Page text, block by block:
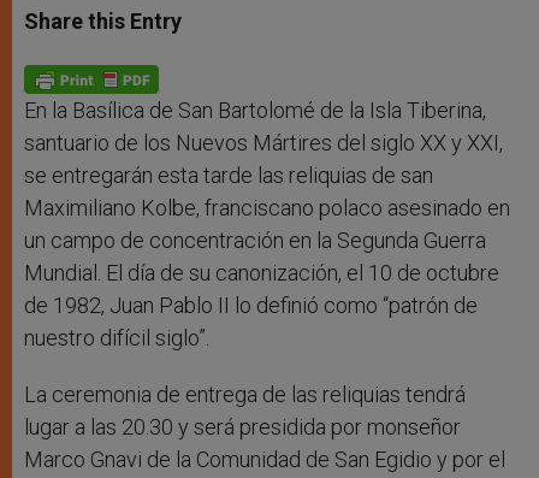
t
s
p
p
s
e
g
e
r
e
b
o
k
Share this Entry
En la Basílica de San Bartolomé de la Isla Tiberina,
santuario de los Nuevos Mártires del siglo XX y XXI,
se entregarán esta tarde las reliquias de san
Maximiliano Kolbe, franciscano polaco asesinado en
un campo de concentración en la Segunda Guerra
Mundial. El día de su canonización, el 10 de octubre
de 1982, Juan Pablo II lo definió como “patrón de
nuestro difícil siglo”.
La ceremonia de entrega de las reliquias tendrá
lugar a las 20.30 y será presidida por monseñor
Marco Gnavi de la Comunidad de San Egidio y por el